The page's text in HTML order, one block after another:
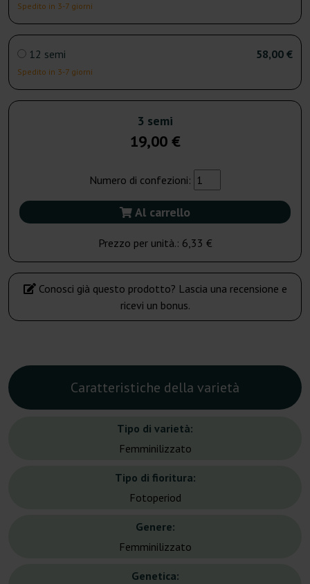
Spedito in 3-7 giorni
12 semi
Spedito in 3-7 giorni
58,00 €
3 semi
19,00 €
Numero di confezioni:
Al carrello
Prezzo per unità.: 6,33 €
Conosci già questo prodotto? Lascia una recensione e
ricevi un bonus.
Caratteristiche della varietà
Tipo di varietà:
Femminilizzato
Tipo di fioritura:
Fotoperiod
Genere:
Femminilizzato
Genetica: